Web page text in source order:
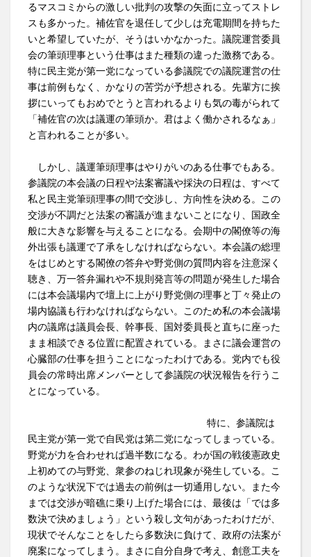
るマスコミからの激しい批判の攻撃の矢面に立ってストレ
スも多かった。補佐官を退任して少しは充電期間を持ちた
いと希望していたが、そうはいかなかった。議院運営委員
会の筆頭理事という仕事はまた種類の違った激務である。
特に民主党が第一党になっている参議院での議院運営の仕
事は前例もなく、かなりの苦労が予想される。先輩方に挨
拶にいってもおめでとうと言われるよりも気の毒がられて
「補佐官の次は議運の筆頭か。君はよく働かされるなぁ」
と言われることが多い。
しかし、議運筆頭理事はやりがいのある仕事でもある。
参議院の本会議の日程や法案審議や採決の日程は、すべて
私と民主党筆頭理事の間で交渉し、方向性を決める。この
交渉が不調だと法案の審議が進まないことになり、国政全
般に大きな影響を与えることになる。会期中の閣僚等の海
外出張も議運で了承をしなければならない。本会議の総理
をはじめとする閣僚の答弁や野党側の質問内容を注意深く
聴き、万一答弁漏れや不規則発言等の問題が発生した場合
には本会議場内で壇上に上がり野党側の理事と丁々発止の
場内協議も行わなければならない。このため私の本会議場
内の議席は議員会長、幹事長、国対委員長と直ちに座った
まま相談できる位置に配置されている。まさに議会運営の
心臓部の仕事を担うことになったわけである。党内でも役
員会の常時出席メンバーとして参議院の状況報告を行うこ
とになっている。
特に、参議院は
民主党が第一党で自民党は第二党になってしまっている。
野党が力を合わせれば過半数になる。わが国の戦後憲政史
上初めての与野党、衆参のねじれ現象が発生している。こ
のような状況下では過去の前例は一切通用しない。また今
までは交渉が暗礁に乗り上げた場合には、最後は「では多
数決で決めましょう」という殺し文句があったわけだが、
現状でそんなことをしたら多数決に負けて、政府の法案が
廃案になってしまう。まさに自分自身で考え、創意工夫を